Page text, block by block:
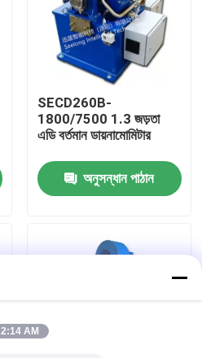
SECD260B-
1800/7500 1.3 জড়তা
এডি বর্তমান ডায়নামোমিটার
অনুসন্ধান পাঠান
2:14 AM